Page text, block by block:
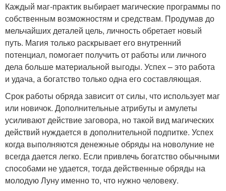
Каждый маг-практик выбирает магические программы по
собственным возможностям и средствам. Продумав до
мельчайших деталей цель, личность обретает новый
путь. Магия только раскрывает его внутренний
потенциал, помогает получить от работы или личного
дела больше материальной выгоды. Успех – это работа
и удача, а богатство только одна его составляющая.
Срок работы обряда зависит от силы, что использует маг
или новичок. Дополнительные атрибуты и амулеты
усиливают действие заговора, но такой вид магических
действий нуждается в дополнительной подпитке. Успех
когда выполняются денежные обряды на новолуние не
всегда дается легко. Если привлечь богатство обычными
способами не удается, тогда действенные обряды на
молодую Луну именно то, что нужно человеку.